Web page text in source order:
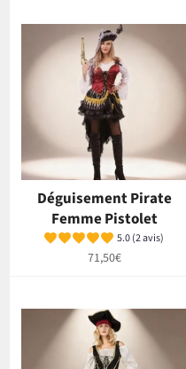
Déguisement Pirate
Femme Pistolet
5.0 (2 avis)
Prix
71,50€